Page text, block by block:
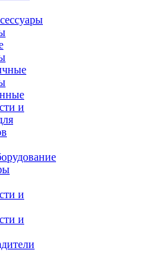
и
и
и